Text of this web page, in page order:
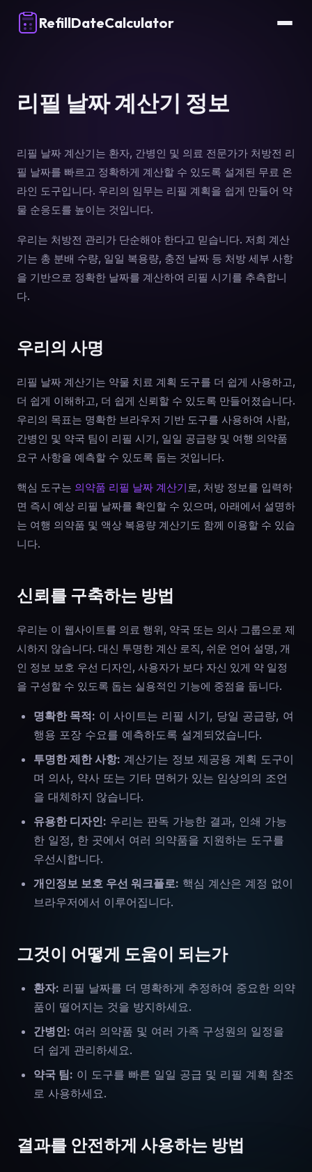
RefillDateCalculator
리필 날짜 계산기 정보
리필 날짜 계산기는 환자, 간병인 및 의료 전문가가 처방전 리
필 날짜를 빠르고 정확하게 계산할 수 있도록 설계된 무료 온
라인 도구입니다. 우리의 임무는 리필 계획을 쉽게 만들어 약
물 순응도를 높이는 것입니다.
우리는 처방전 관리가 단순해야 한다고 믿습니다. 저희 계산
기는 총 분배 수량, 일일 복용량, 충전 날짜 등 처방 세부 사항
을 기반으로 정확한 날짜를 계산하여 리필 시기를 추측합니
다.
우리의 사명
리필 날짜 계산기는 약물 치료 계획 도구를 더 쉽게 사용하고,
더 쉽게 이해하고, 더 쉽게 신뢰할 수 있도록 만들어졌습니다.
우리의 목표는 명확한 브라우저 기반 도구를 사용하여 사람,
간병인 및 약국 팀이 리필 시기, 일일 공급량 및 여행 의약품
요구 사항을 예측할 수 있도록 돕는 것입니다.
핵심 도구는 의약품 리필 날짜 계산기로, 처방 정보를 입력하
면 즉시 예상 리필 날짜를 확인할 수 있으며, 아래에서 설명하
는 여행 의약품 및 액상 복용량 계산기도 함께 이용할 수 있습
니다.
신뢰를 구축하는 방법
우리는 이 웹사이트를 의료 행위, 약국 또는 의사 그룹으로 제
시하지 않습니다. 대신 투명한 계산 로직, 쉬운 언어 설명, 개
인 정보 보호 우선 디자인, 사용자가 보다 자신 있게 약 일정
을 구성할 수 있도록 돕는 실용적인 기능에 중점을 둡니다.
명확한 목적: 이 사이트는 리필 시기, 당일 공급량, 여
행용 포장 수요를 예측하도록 설계되었습니다.
투명한 제한 사항: 계산기는 정보 제공용 계획 도구이
며 의사, 약사 또는 기타 면허가 있는 임상의의 조언
을 대체하지 않습니다.
유용한 디자인: 우리는 판독 가능한 결과, 인쇄 가능
한 일정, 한 곳에서 여러 의약품을 지원하는 도구를
우선시합니다.
개인정보 보호 우선 워크플로: 핵심 계산은 계정 없이
브라우저에서 이루어집니다.
그것이 어떻게 도움이 되는가
환자: 리필 날짜를 더 명확하게 추정하여 중요한 의약
품이 떨어지는 것을 방지하세요.
간병인: 여러 의약품 및 여러 가족 구성원의 일정을
더 쉽게 관리하세요.
약국 팀: 이 도구를 빠른 일일 공급 및 리필 계획 참조
로 사용하세요.
결과를 안전하게 사용하는 방법